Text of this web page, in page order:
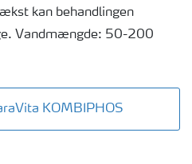
kan behandlingen
Vandmængde: 50-200
KOMBIPHOS